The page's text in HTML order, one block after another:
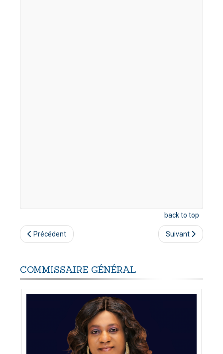
back to top
Précédent Suivant
COMMISSAIRE GÉNÉRAL